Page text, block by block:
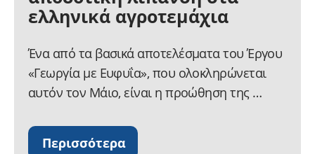
ελληνικά αγροτεμάχια
Ένα από τα βασικά αποτελέσματα του Έργου
«Γεωργία με Ευφυΐα», που ολοκληρώνεται
αυτόν τον Μάιο, είναι η προώθηση της …
Περισσότερα